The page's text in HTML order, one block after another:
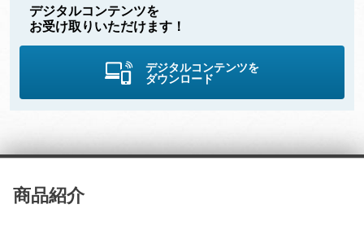
デジタルコンテンツを
お受け取りいただけます！
デジタルコンテンツを
ダウンロード
商品紹介